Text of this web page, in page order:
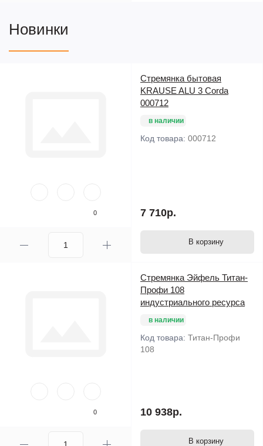
Новинки
0
Стремянка бытовая
KRAUSE ALU 3 Corda
000712
в наличии
Код товара: 000712
7 710р.
В корзину
0
Стремянка Эйфель Титан-
Профи 108
индустриального ресурса
в наличии
Код товара: Титан-Профи
108
10 938р.
В корзину